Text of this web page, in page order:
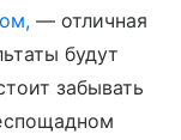
— отличная
будут
забывать